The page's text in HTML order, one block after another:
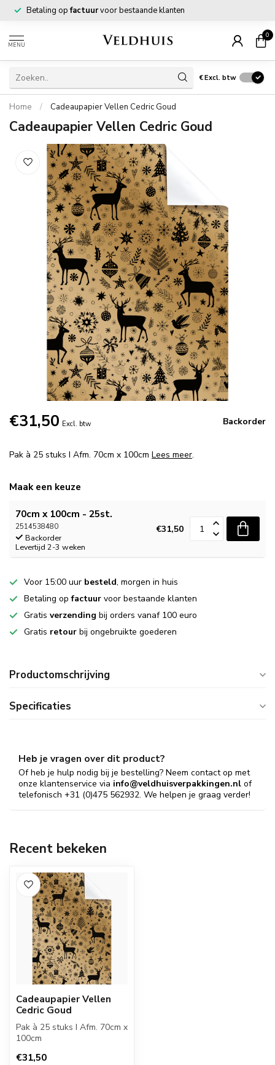
Betaling opfactuurvoor bestaande klanten
MENU
0
€Excl. btw
Home / Cadeaupapier Vellen Cedric Goud
Cadeaupapier Vellen Cedric Goud
€31,50 Excl. btw Backorder
Pak à 25 stuks I Afm. 70cm x 100cm Lees meer.
Maak een keuze
70cm x 100cm - 25st.
2514538480
Backorder
Levertijd 2-3 weken
€31,50
Voor 15:00 uur besteld, morgen in huis
Betaling opfactuur voor bestaande klanten
Gratis verzending bij orders vanaf 100 euro
Gratis retour bij ongebruikte goederen
Productomschrijving
Specificaties
Heb je vragen over dit product?
Of heb je hulp nodig bij je bestelling? Neem contact op met
onze klantenservice via info@veldhuisverpakkingen.nl of
telefonisch +31 (0)475 562932. We helpen je graag verder!
Recent bekeken
Cadeaupapier Vellen
Cedric Goud
Pak à 25 stuks I Afm. 70cm x
100cm
€31,50